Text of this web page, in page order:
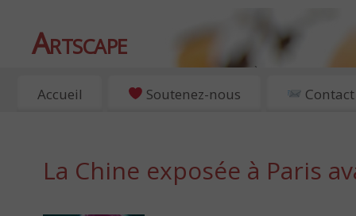
Artscape
EXPOSITIONS, ART ET CULTURE À PARIS
Accueil Soutenez-nous Contact
La Chine exposée à Paris